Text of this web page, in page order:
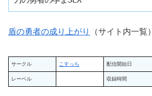
盾の勇者の成り上がり （サイト内一覧）
サークル こすっち 配信開始日
レーベル 収録時間